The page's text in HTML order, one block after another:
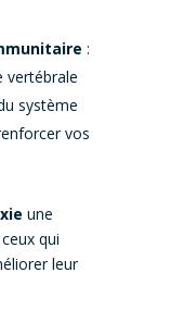
:
vertébrale
système
vos
une
qui
leur